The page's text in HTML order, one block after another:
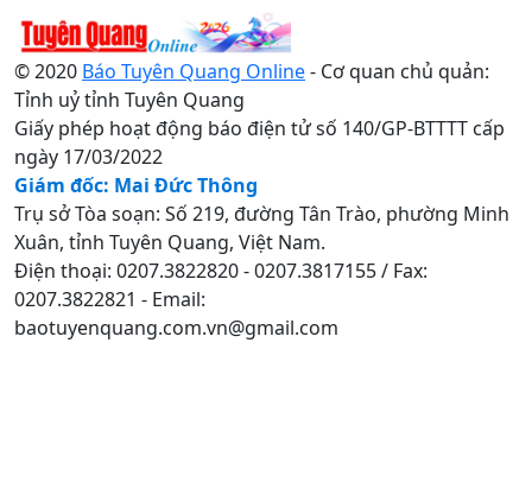
© 2020 Báo Tuyên Quang Online- Cơ quan chủ quản:
Tỉnh uỷ tỉnh Tuyên Quang
Giấy phép hoạt động báo điện tử số 140/GP-BTTTT cấp
ngày 17/03/2022
Giám đốc: Mai Đức Thông
Trụ sở Tòa soạn: Số 219, đường Tân Trào, phường Minh
Xuân, tỉnh Tuyên Quang, Việt Nam.
Điện thoại: 0207.3822820 - 0207.3817155 / Fax:
0207.3822821 - Email:
baotuyenquang.com.vn@gmail.com